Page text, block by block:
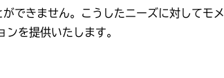
できません。こうしたニーズに対してモ
を提供いたします。